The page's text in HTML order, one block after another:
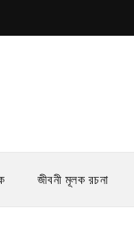
জীবনী মূলক রচনা